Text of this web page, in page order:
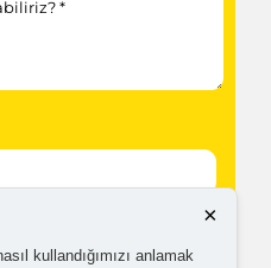
haberdar
×
kullandığımızı anlamak